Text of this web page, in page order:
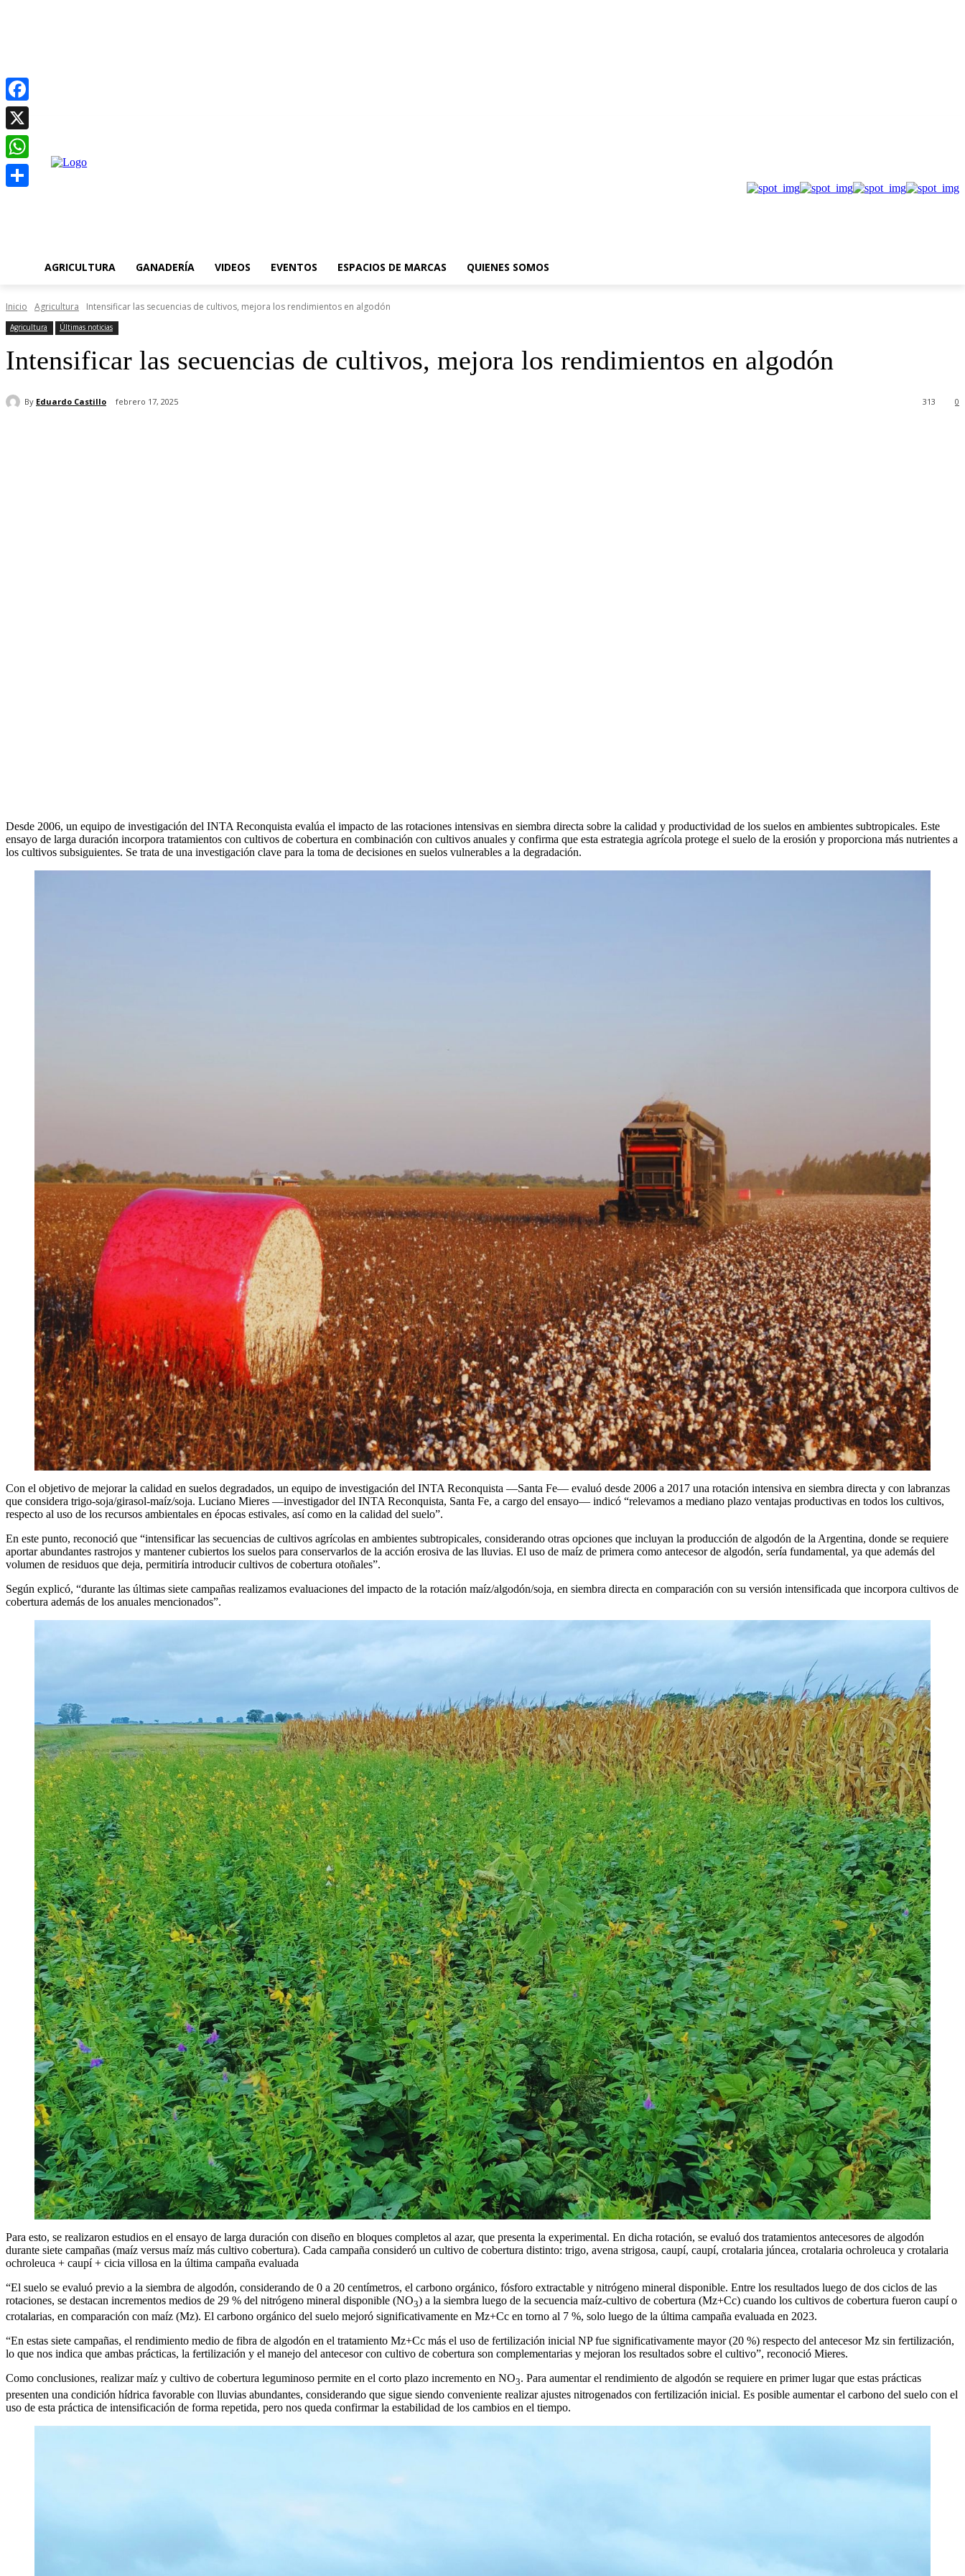
21.5
AGRICULTURA GANADERÍA VIDEOS EVENTOS ESPACIOS DE MARCAS QUIENES SOMOS
Inicio Agricultura Intensificar las secuencias de cultivos, mejora los rendimientos en algodón
Agricultura Últimas noticias
Intensificar las secuencias de cultivos, mejora los rendimientos en algodón
By Eduardo Castillo febrero 17, 2025 0
313
Desde 2006, un equipo de investigación del INTA Reconquista evalúa el impacto de las rotaciones intensivas en siembra directa sobre la calidad y productividad de los suelos en ambientes subtropicales. Este
ensayo de larga duración incorpora tratamientos con cultivos de cobertura en combinación con cultivos anuales y confirma que esta estrategia agrícola protege el suelo de la erosión y proporciona más nutrientes a
los cultivos subsiguientes. Se trata de una investigación clave para la toma de decisiones en suelos vulnerables a la degradación.
Con el objetivo de mejorar la calidad en suelos degradados, un equipo de investigación del INTA Reconquista —Santa Fe— evaluó desde 2006 a 2017 una rotación intensiva en siembra directa y con labranzas
que considera trigo-soja/girasol-maíz/soja. Luciano Mieres —investigador del INTA Reconquista, Santa Fe, a cargo del ensayo— indicó “relevamos a mediano plazo ventajas productivas en todos los cultivos,
respecto al uso de los recursos ambientales en épocas estivales, así como en la calidad del suelo”.
En este punto, reconoció que “intensificar las secuencias de cultivos agrícolas en ambientes subtropicales, considerando otras opciones que incluyan la producción de algodón de la Argentina, donde se requiere
aportar abundantes rastrojos y mantener cubiertos los suelos para conservarlos de la acción erosiva de las lluvias. El uso de maíz de primera como antecesor de algodón, sería fundamental, ya que además del
volumen de residuos que deja, permitiría introducir cultivos de cobertura otoñales”.
Según explicó, “durante las últimas siete campañas realizamos evaluaciones del impacto de la rotación maíz/algodón/soja, en siembra directa en comparación con su versión intensificada que incorpora cultivos de
cobertura además de los anuales mencionados”.
Para esto, se realizaron estudios en el ensayo de larga duración con diseño en bloques completos al azar, que presenta la experimental. En dicha rotación, se evaluó dos tratamientos antecesores de algodón
durante siete campañas (maíz versus maíz más cultivo cobertura). Cada campaña consideró un cultivo de cobertura distinto: trigo, avena strigosa, caupí, caupí, crotalaria júncea, crotalaria ochroleuca y crotalaria
ochroleuca + caupí + cicia villosa en la última campaña evaluada
“El suelo se evaluó previo a la siembra de algodón, considerando de 0 a 20 centímetros, el carbono orgánico, fósforo extractable y nitrógeno mineral disponible. Entre los resultados luego de dos ciclos de las
rotaciones, se destacan incrementos medios de 29 % del nitrógeno mineral disponible (NO3) a la siembra luego de la secuencia maíz-cultivo de cobertura (Mz+Cc) cuando los cultivos de cobertura fueron caupí o
crotalarias, en comparación con maíz (Mz). El carbono orgánico del suelo mejoró significativamente en Mz+Cc en torno al 7 %, solo luego de la última campaña evaluada en 2023.
“En estas siete campañas, el rendimiento medio de fibra de algodón en el tratamiento Mz+Cc más el uso de fertilización inicial NP fue significativamente mayor (20 %) respecto del antecesor Mz sin fertilización,
lo que nos indica que ambas prácticas, la fertilización y el manejo del antecesor con cultivo de cobertura son complementarias y mejoran los resultados sobre el cultivo”, reconoció Mieres.
Como conclusiones, realizar maíz y cultivo de cobertura leguminoso permite en el corto plazo incremento en NO3. Para aumentar el rendimiento de algodón se requiere en primer lugar que estas prácticas
presenten una condición hídrica favorable con lluvias abundantes, considerando que sigue siendo conveniente realizar ajustes nitrogenados con fertilización inicial. Es posible aumentar el carbono del suelo con el
uso de esta práctica de intensificación de forma repetida, pero nos queda confirmar la estabilidad de los cambios en el tiempo.
Facebook
X
WhatsApp